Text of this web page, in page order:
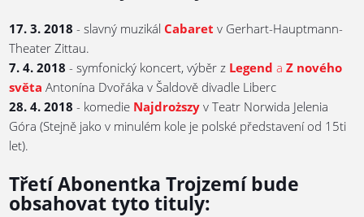
17. 3. 2018 - slavný muzikál Cabaret v Gerhart-Hauptmann-
Theater Zittau.
7. 4. 2018- symfonický koncert, výběr z Legend a Z nového
světa Antonína Dvořáka v Šaldově divadle Liberc
28. 4. 2018 - komedie Najdroższy v Teatr Norwida Jelenia
Góra (Stejně jako v minulém kole je polské představení od 15ti
let).
Třetí Abonentka Trojzemí bude
obsahovat tyto tituly: